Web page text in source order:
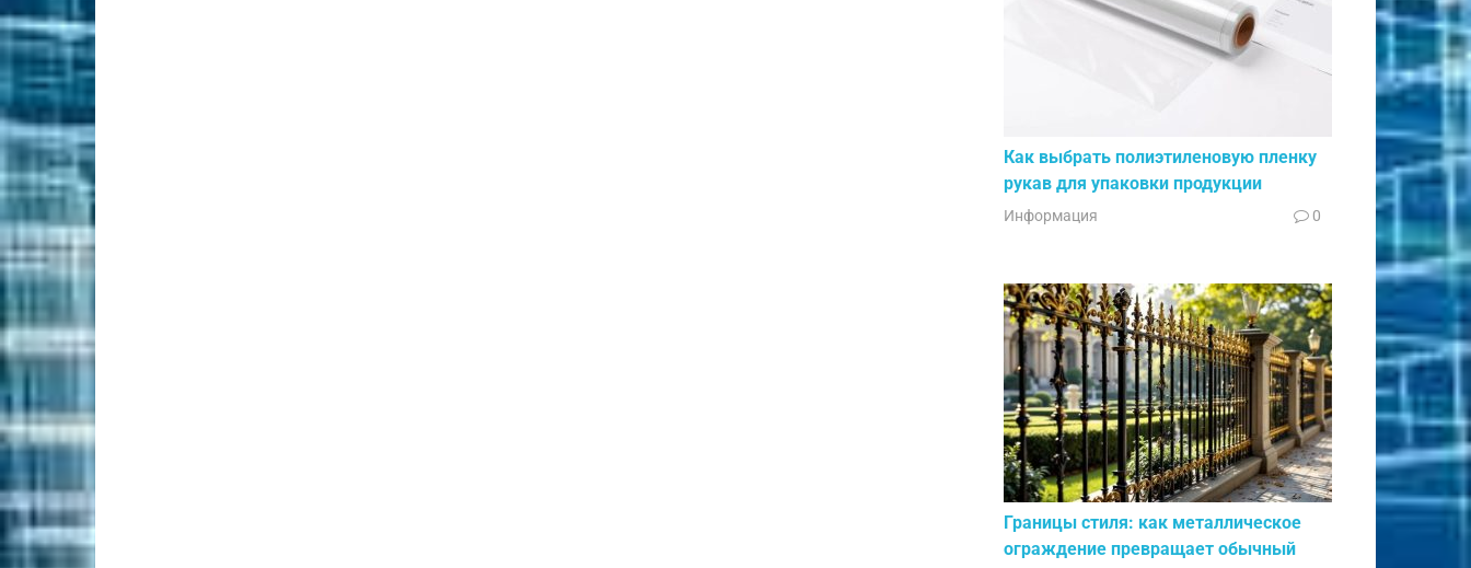
Как выбрать полиэтиленовую пленку
рукав для упаковки продукции
Информация 0
Границы стиля: как металлическое
ограждение превращает обычный